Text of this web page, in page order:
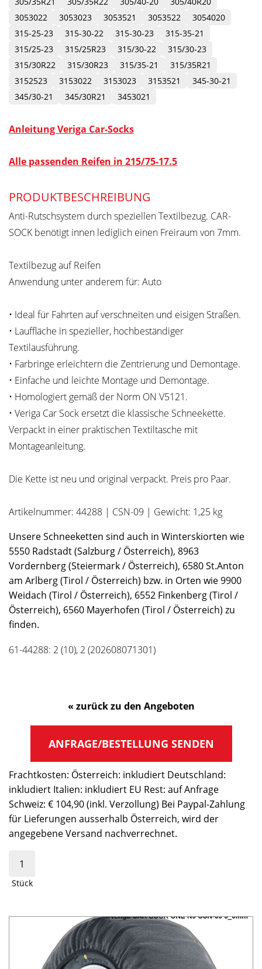
3053022
3053023 3053521 3053522
3054020
315-25-23
315-30-22 315-30-23
315-35-21
315/25-23
315/25R23 315/30-22
315/30-23
315/30R22
315/30R23 315/35-21
315/35R21
3152523
3153022 3153023 3153521
345-30-21
345/30-21
345/30R21 3453021
Anleitung Veriga Car-Socks
Alle passenden Reifen in 215/75-17.5
PRODUKTBESCHREIBUNG
Anti-Rutschsystem durch speziellen Textilbezug. CAR-
SOCK benötigt innen lediglich einen Freiraum von 7mm.
Textilbezug auf Reifen
Anwendung unter anderem für: Auto
• Ideal für Fahrten auf verschneiten und eisigen Straßen.
• Lauffläche in spezieller, hochbeständiger
Textilausführung.
• Farbringe erleichtern die Zentrierung und Demontage.
• Einfache und leichte Montage und Demontage.
• Homologiert gemäß der Norm ON V5121.
• Veriga Car Sock ersetzt die klassische Schneekette.
Verpackt in einer praktischen Textiltasche mit
Montageanleitung.
Die Kette ist neu und original verpackt. Preis pro Paar.
Artikelnummer: 44288 | CSN-09 | Gewicht: 1,25 kg
Unsere Schneeketten sind auch in Winterskiorten wie
5550 Radstadt (Salzburg / Österreich), 8963
Vordernberg (Steiermark / Österreich), 6580 St.Anton
am Arlberg (Tirol / Österreich) bzw. in Orten wie 9900
Weidach (Tirol / Österreich), 6552 Finkenberg (Tirol /
Österreich), 6560 Mayerhofen (Tirol / Österreich) zu
finden.
61-44288: 2 (10), 2 (202608071301)
« zurück zu den Angeboten
ANFRAGE/BESTELLUNG SENDEN
Frachtkosten: Österreich: inkludiert Deutschland:
inkludiert Italien: inkludiert EU Rest: auf Anfrage
Schweiz: € 104,90 (inkl. Verzollung) Bei Paypal-Zahlung
für Lieferungen ausserhalb Österreich, wird der
angegebene Versand nachverrechnet.
Stück